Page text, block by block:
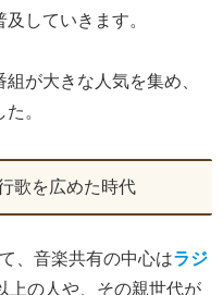
していきます。
が大きな人気を集め、
。
歌を広めた時代
、音楽共有の中心はラジ
上の人や、その親世代が